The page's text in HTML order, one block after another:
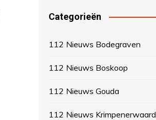
Categorieën
112 Nieuws Bodegraven
112 Nieuws Boskoop
112 Nieuws Gouda
112 Nieuws Krimpenerwaard